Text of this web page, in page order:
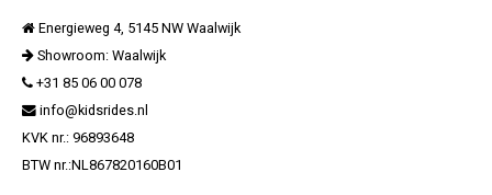
Energieweg 4, 5145 NW Waalwijk
Showroom: Waalwijk
+31 85 06 00 078
info@kidsrides.nl
KVK nr.: 96893648
BTW nr.:NL867820160B01